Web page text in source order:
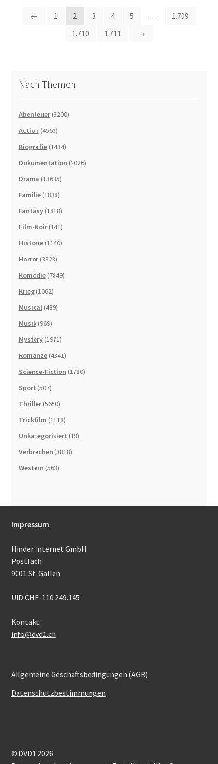
←
1 2 3 4 5 …
1.709
1.710
1.711 →
Nach Themen
Abenteuer (3200)
Action (4563)
Biografie (1434)
Dokumentation (2026)
Drama (13685)
Familie (1838)
Fantasy (1818)
Film-Noir (141)
Historie (1140)
Horror (3323)
Komödie (7849)
Krieg (1062)
Musical (489)
Musik (969)
Mystery (1971)
Romanze (4341)
Science-Fiction (1780)
Sport (507)
Thriller (5650)
Trickfilm (1118)
Unkategorisiert (19)
Verbrechen (3818)
Western (563)
Impressum
Hinder Internet GmbH
Postfach
9001 St. Gallen
UID CHE-110.249.145
Kontakt:
info@dvd1.ch
Allgemeine Geschäftsbedingungen (AGB)
Datenschutzbestimmungen
© DVD1 2026